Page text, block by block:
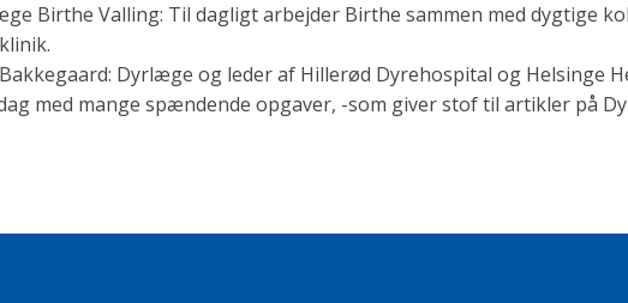
Birthe Valling: Til dagligt arbejder Birthe sammen med dygtige
Bakkegaard: Dyrlæge og leder af Hillerød Dyrehospital og Helsinge
med mange spændende opgaver, -som giver stof til artikler på